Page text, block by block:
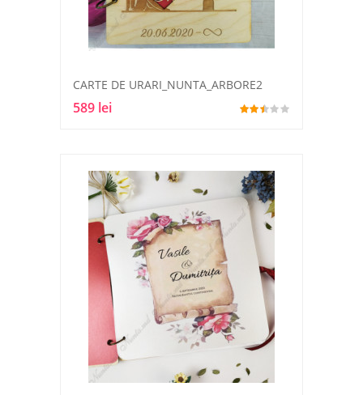
CARTE DE URARI_NUNTA_ARBORE2
589 lei